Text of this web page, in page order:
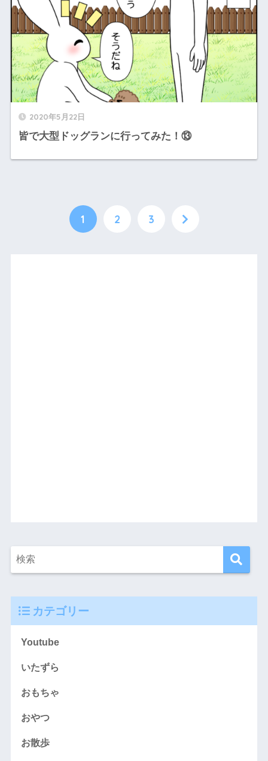
2020年5月22日
皆で大型ドッグランに行ってみた！⑬
1 2 3
カテゴリー
Youtube
いたずら
おもちゃ
おやつ
お散歩